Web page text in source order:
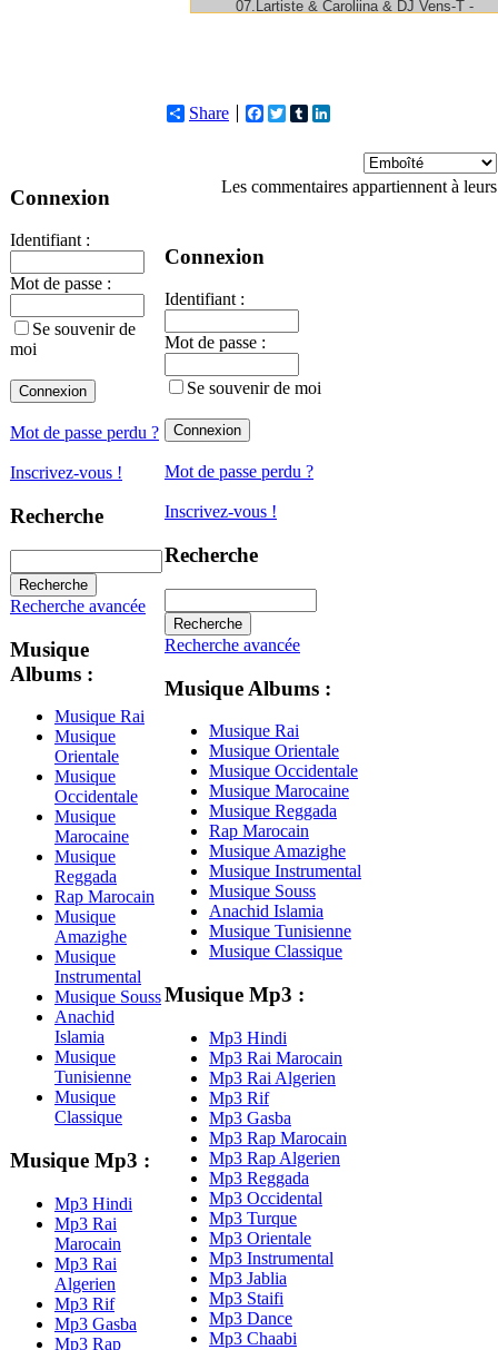
Connexion
Identifiant :
Mot de passe :
Se souvenir de
moi
Mot de passe perdu ?
Inscrivez-vous !
Recherche
Recherche avancée
Musique
Albums :
Musique Rai
Musique
Orientale
Musique
Occidentale
Musique
Marocaine
Musique
Reggada
Rap Marocain
Musique
Amazighe
Musique
Instrumental
Musique Souss
Anachid
Islamia
Musique
Tunisienne
Musique
Classique
Musique Mp3 :
Mp3 Hindi
Mp3 Rai
Marocain
Mp3 Rai
Algerien
Mp3 Rif
Mp3 Gasba
Mp3 Rap
Share Facebook
TwitterTumblr
Les commentaires appartiennent à
Connexion
Identifiant :
Mot de passe :
Se souvenir de moi
Mot de passe perdu ?
Inscrivez-vous !
Recherche
Recherche avancée
Musique Albums :
Musique Rai
Musique Orientale
Musique Occidentale
Musique Marocaine
Musique Reggada
Rap Marocain
Musique Amazighe
Musique Instrumental
Musique Souss
Anachid Islamia
Musique Tunisienne
Musique Classique
Musique Mp3 :
Mp3 Hindi
Mp3 Rai Marocain
Mp3 Rai Algerien
Mp3 Rif
Mp3 Gasba
Mp3 Rap Marocain
Mp3 Rap Algerien
Mp3 Reggada
Mp3 Occidental
Mp3 Turque
Mp3 Orientale
Mp3 Instrumental
Mp3 Jablia
Mp3 Staifi
Mp3 Dance
Mp3 Chaabi